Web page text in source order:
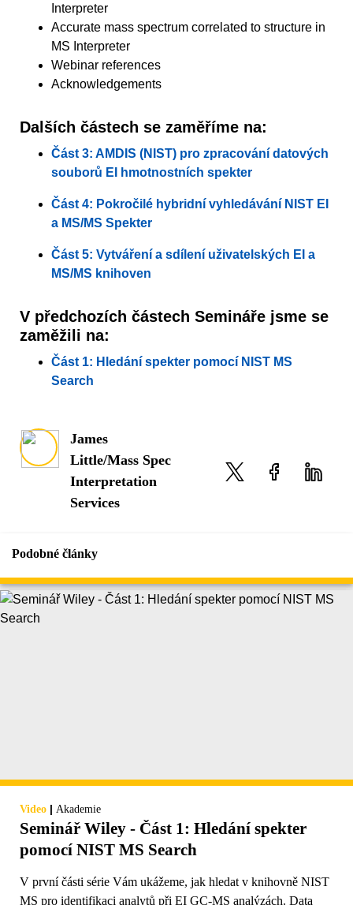
Interpreter
Accurate mass spectrum correlated to structure in
MS Interpreter
Webinar references
Acknowledgements
Dalších částech se zaměříme na:
Část 3: AMDIS (NIST) pro zpracování datových
souborů EI hmotnostních spekter
Část 4: Pokročilé hybridní vyhledávání NIST EI
a MS/MS Spekter
Část 5: Vytváření a sdílení uživatelských EI a
MS/MS knihoven
V předchozích částech Semináře jsme se
zaměžili na:
Část 1: Hledání spekter pomocí NIST MS
Search
James
Little/Mass Spec
Interpretation
Services
Podobné články
Video | Akademie
Seminář Wiley - Část 1: Hledání spekter
pomocí NIST MS Search
V první části série Vám ukážeme, jak hledat v knihovně NIST
MS pro identifikaci analytů při EI GC-MS analýzách. Data